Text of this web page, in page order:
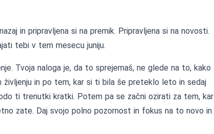
in pripravljena si na premik. Pripravljena si na novosti.
tebi v tem mesecu juniju.
Tvoja naloga je, da to sprejemaš, ne glede na to, kako
in po tem, kar si ti bila še preteklo leto in sedaj
ti trenutki kratki. Potem pa se začni ozirati za tem, kar
zate. Daj svojo polno pozornost in fokus na to novo in